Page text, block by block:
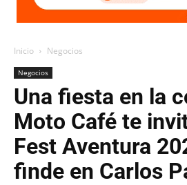
Inicio Negocios
Negocios
Una fiesta en la
Moto Café te
Fest Aventura
finde en Carlos